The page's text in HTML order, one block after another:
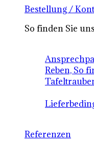
Bestellung /
So finden Sie
Reben, So
Referenzen